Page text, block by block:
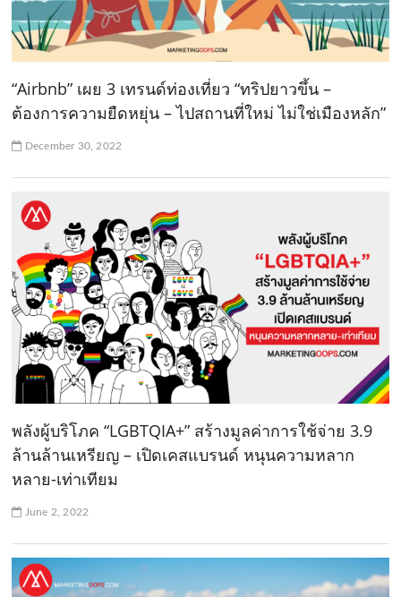
“Airbnb” เผย 3 เทรนด์ท่องเที่ยว “ทริปยาวขึ้น –
ต้องการความยืดหยุ่น – ไปสถานที่ใหม่ ไม่ใช่เมืองหลัก”
December 30, 2022
พลังผู้บริโภค “LGBTQIA+” สร้างมูลค่าการใช้จ่าย 3.9
ล้านล้านเหรียญ – เปิดเคสแบรนด์ หนุนความหลาก
หลาย-เท่าเทียม
June 2, 2022